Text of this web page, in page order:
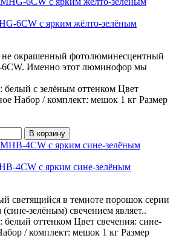
6CW с ярким жёлто-зелёным
окрашенный фотолюминесцентный
Именно этот люминофор мы
белый с зелёным оттенком Цвет
Набор / комплект: мешок 1 кг Размер
В корзину
4CW с ярким сине-зелёным
светящийся в темноте порошок серии
зелёным) свечением являет..
белый оттенком Цвет свечения: сине-
/ комплект: мешок 1 кг Размер